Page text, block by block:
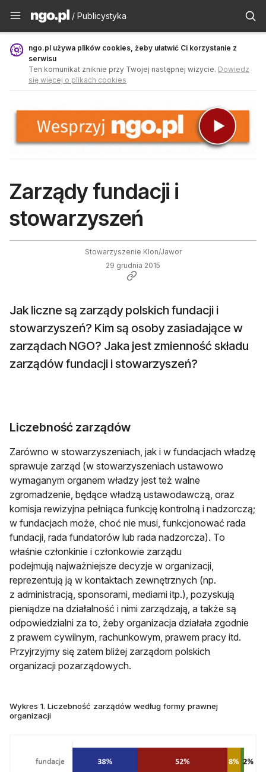
Publicystyka - ngo.pl
/ Publicystyka
ngo.pl używa plików cookies, żeby ułatwić Ci korzystanie z
serwisu
Ten komunikat zniknie przy Twojej następnej wizycie. Dowiedz
się więcej o plikach cookies
Zarządy fundacji i
stowarzyszeń
Stowarzyszenie Klon/Jawor
29 grudnia 2015
Jak liczne są zarządy polskich fundacji i
stowarzyszeń? Kim są osoby zasiadające w
zarządach NGO? Jaka jest zmienność składu
zarządów fundacji i stowarzyszeń?
Liczebność zarządów
Zarówno w stowarzyszeniach, jak i w fundacjach władzę
sprawuje zarząd (w stowarzyszeniach ustawowo
wymaganym organem władzy jest też walne
zgromadzenie, będące władzą ustawodawczą, oraz
komisja rewizyjna pełniąca funkcję kontrolną i nadzorczą;
w fundacjach może, choć nie musi, funkcjonować rada
fundacji, rada fundatorów lub rada nadzorcza). To
właśnie członkinie i członkowie zarządu
podejmują najważniejsze decyzje w organizacji,
reprezentują ją w kontaktach zewnętrznych (np.
z administracją, sponsorami, mediami itp.), pozyskują
pieniądze na działalność i nimi zarządzają, a także są
odpowiedzialni za to, żeby organizacja działała zgodnie
z prawem cywilnym, rachunkowym, prawem pracy itd.
Przyjrzyjmy się zatem bliżej zarządom polskich
organizacji pozarządowych.
Wykres 1. Liczebność zarządów według formy prawnej
organizacji